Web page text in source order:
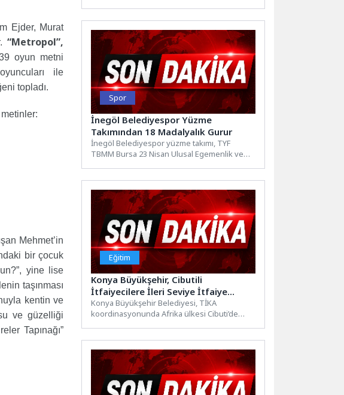
Ejder, Murat
“Metropol”,
oyun metni
ile
topladı.
Mehmet’in
bir çocuk
yine lise
taşınması
kentin ve
ve güzelliği
Tapınağı”
Spor
İnegöl Belediyespor Yüzme
Takımından 18 Madalyalık Gurur
İnegöl Belediyespor yüzme takımı, TYF
TBMM Bursa 23 Nisan Ulusal Egemenlik ve
Eğitim
Konya Büyükşehir, Cibutili
İtfaiyecilere İleri Seviye İtfaiye
Eğitimi Verdi
Konya Büyükşehir Belediyesi, TİKA
koordinasyonunda Afrika ülkesi Cibuti’de